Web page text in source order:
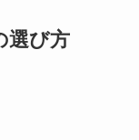
選び方